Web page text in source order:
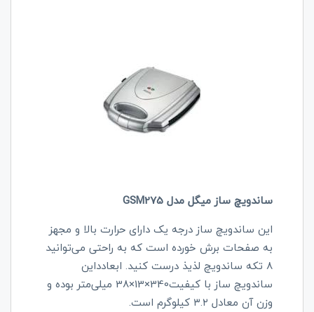
ساندویچ ساز میگل مدل GSM275
این ساندویچ ساز درجه یک دارای حرارت بالا و مجهز
به صفحات برش خورده است که به راحتی می‌توانید
۸ تکه ساندویچ لذیذ درست کنید. ابعادداین
ساندویچ ساز با کیفیت340×13×38 میلی‌متر بوده و
وزن آن معادل ۳.۲ کیلوگرم است‌.